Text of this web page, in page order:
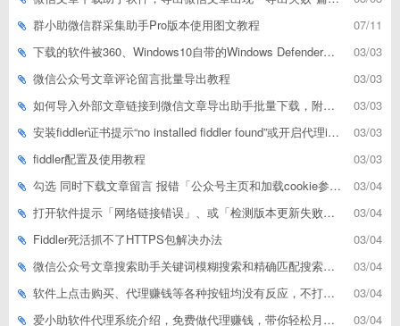
07/11
群小助微信群采集助手Pro版本使用图文教程
03/03
下载的软件被360、Windows10自带的Windows Defender、腾讯管家等杀毒软件误删了怎么解决
03/03
微信公众号文章评论留言批量导出教程
03/03
如何导入外部文章链接到微信文章导出助手批量下载，附上3种方式
03/03
安装fiddler证书提示“no installed fiddler found”或开启代理ip失败
03/03
fiddler配置及使用教程
03/04
勾选 同时下载文章留言 报错「公众号主页和加载cookie参数不能为空」
03/04
打开软件提示「网络链接错误」、或「检测版本更新失败」等网络问题解决方案
03/04
Fiddler死活抓不了HTTPS包解决办法
03/04
微信公众号文章搜索助手关键词模糊搜索和精确匹配搜索的区别
03/04
软件上点击购买、代理赚钱等各种按钮均没有反应，不打开相应网址怎么解决
03/04
爱小助软件代理系统介绍，免费做代理赚钱，带你轻松月收入过万